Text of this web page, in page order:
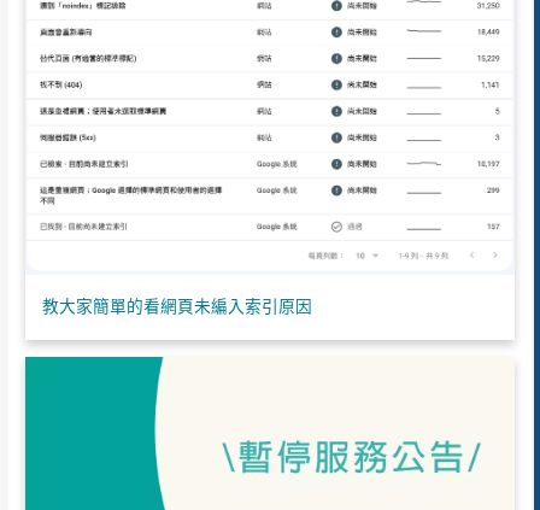
教大家簡單的看網頁未編入索引原因